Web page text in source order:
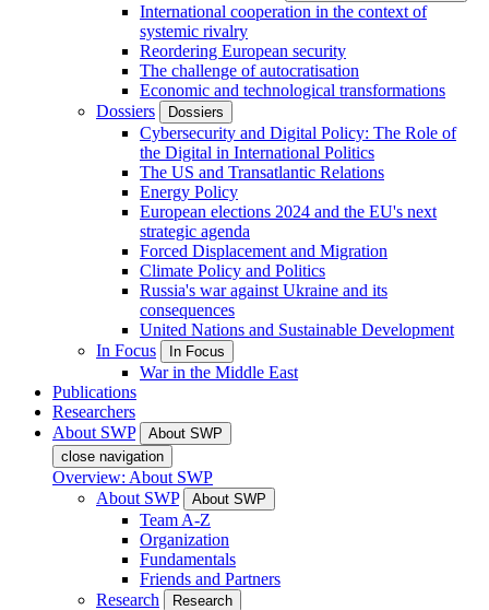
International cooperation in the context of
systemic rivalry
Reordering European security
The challenge of autocratisation
Economic and technological transformations
Dossiers
Dossiers
Cybersecurity and Digital Policy: The Role of
the Digital in International Politics
The US and Transatlantic Relations
Energy Policy
European elections 2024 and the EU's next
strategic agenda
Forced Displacement and Migration
Climate Policy and Politics
Russia's war against Ukraine and its
consequences
United Nations and Sustainable Development
In Focus
In Focus
War in the Middle East
Publications
Researchers
About SWP
About SWP
close navigation
Overview: About SWP
About SWP
About SWP
Team A-Z
Organization
Fundamentals
Friends and Partners
Research
Research